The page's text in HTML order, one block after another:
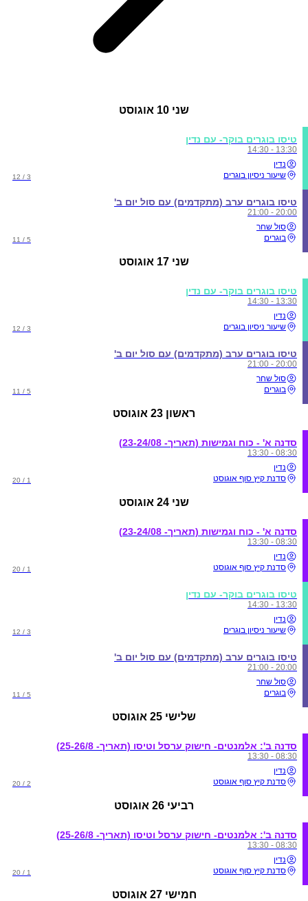
שני 10 אוגוסט
טיסו בוגרים בוקר- עם נדין
13:30 - 14:30
נדין
שיעור ניסיון בוגרים
3 / 12
טיסו בוגרים ערב (מתקדמים) עם סול יום ב'
20:00 - 21:00
סול שחר
בוגרים
5 / 11
שני 17 אוגוסט
טיסו בוגרים בוקר- עם נדין
13:30 - 14:30
נדין
שיעור ניסיון בוגרים
3 / 12
טיסו בוגרים ערב (מתקדמים) עם סול יום ב'
20:00 - 21:00
סול שחר
בוגרים
5 / 11
ראשון 23 אוגוסט
סדנה א' - כוח וגמישות (תאריך- 23-24/08)
08:30 - 13:30
נדין
סדנת קיץ סוף אוגוסט
1 / 20
שני 24 אוגוסט
סדנה א' - כוח וגמישות (תאריך- 23-24/08)
08:30 - 13:30
נדין
סדנת קיץ סוף אוגוסט
1 / 20
טיסו בוגרים בוקר- עם נדין
13:30 - 14:30
נדין
שיעור ניסיון בוגרים
3 / 12
טיסו בוגרים ערב (מתקדמים) עם סול יום ב'
20:00 - 21:00
סול שחר
בוגרים
5 / 11
שלישי 25 אוגוסט
סדנה ב': אלמנטים- חישוק ערסל וטיסו (תאריך- 25-26/8)
08:30 - 13:30
נדין
סדנת קיץ סוף אוגוסט
2 / 20
רביעי 26 אוגוסט
סדנה ב': אלמנטים- חישוק ערסל וטיסו (תאריך- 25-26/8)
08:30 - 13:30
נדין
סדנת קיץ סוף אוגוסט
1 / 20
חמישי 27 אוגוסט